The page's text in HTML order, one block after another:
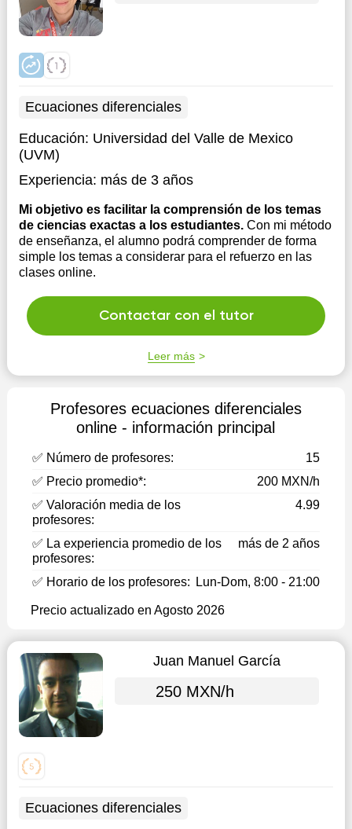
Ecuaciones diferenciales
Educación: Universidad del Valle de Mexico
(UVM)
Experiencia: más de 3 años
Mi objetivo es facilitar la comprensión de los temas
de ciencias exactas a los estudiantes. Con mi método
de enseñanza, el alumno podrá comprender de forma
simple los temas a considerar para el refuerzo en las
clases online.
Contactar con el tutor
Leer más
Profesores ecuaciones diferenciales
online - información principal
✅ Número de profesores:
15
✅ Precio promedio*:
200 MXN/h
✅ Valoración media de los
profesores:
4.99
✅ La experiencia promedio de los
profesores:
más de 2 años
✅ Horario de los profesores: Lun-Dom, 8:00 - 21:00
Precio actualizado en Agosto 2026
Juan Manuel García
250 MXN/h
Ecuaciones diferenciales